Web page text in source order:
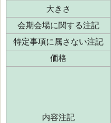
大きさ
会期会場に関する注記
特定事項に属さない注記
価格
内容注記